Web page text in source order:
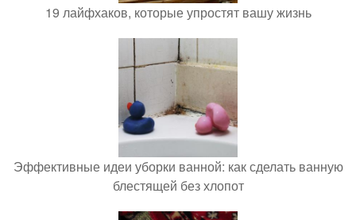
19 лайфхаков, которые упростят вашу жизнь
Эффективные идеи уборки ванной: как сделать ванную
блестящей без хлопот